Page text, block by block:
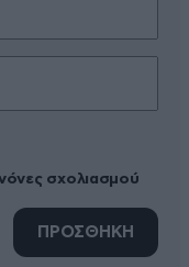
σχολιασμού
ΠΡΟΣΘΗΚΗ